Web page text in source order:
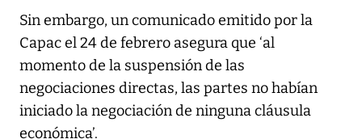
Sin embargo, un comunicado emitido por la
Capac el 24 de febrero asegura que ‘al
momento de la suspensión de las
negociaciones directas, las partes no habían
iniciado la negociación de ninguna cláusula
económica’.